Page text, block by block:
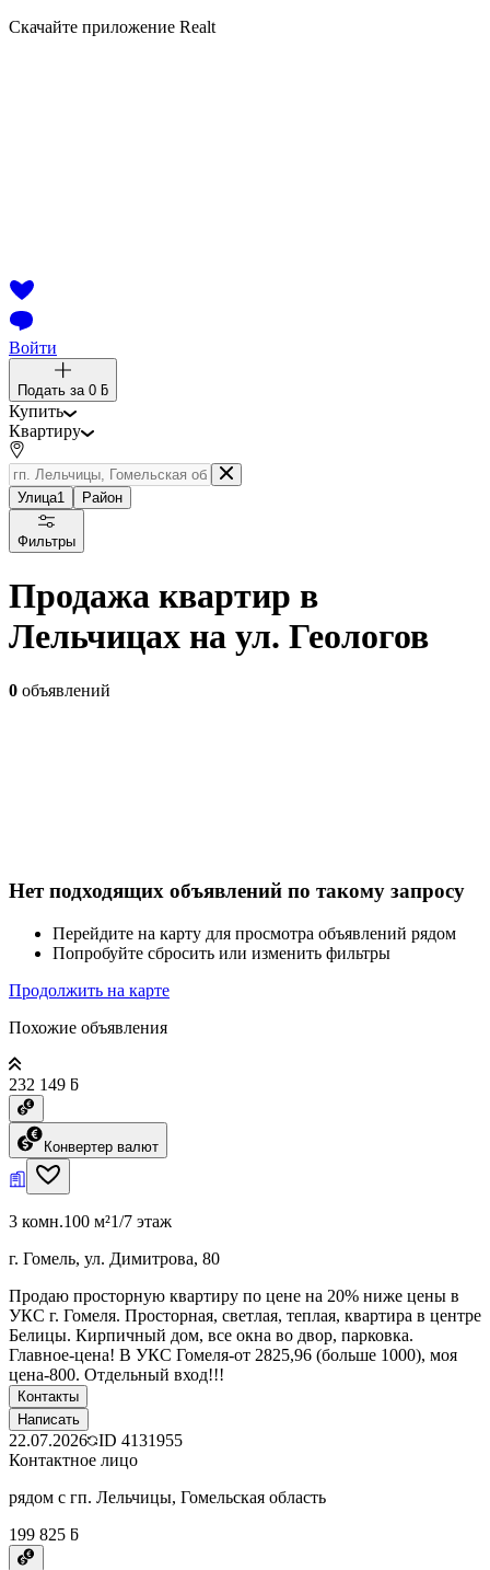
Скачайте приложение Realt
Войти
Подать за 0 ƃ
Купить
Квартиру
Улица1 Район
Фильтры
Продажа квартир в
Лельчицах на ул. Геологов
0 объявлений
Нет подходящих объявлений по такому запросу
Перейдите на карту для просмотра объявлений рядом
Попробуйте сбросить или изменить фильтры
Продолжить на карте
Похожие объявления
232 149 ƃ
Конвертер валют
3 комн.100 м²1/7 этаж
г. Гомель, ул. Димитрова, 80
Продаю просторную квартиру по цене на 20% ниже цены в
УКС г. Гомеля. Просторная, светлая, теплая, квартира в центре
Белицы. Кирпичный дом, все окна во двор, парковка.
Главное-цена! В УКС Гомеля-от 2825,96 (больше 1000), моя
цена-800. Отдельный вход!!!
Контакты
Написать
22.07.2026 ID 4131955
Контактное лицо
рядом с гп. Лельчицы, Гомельская область
199 825 ƃ